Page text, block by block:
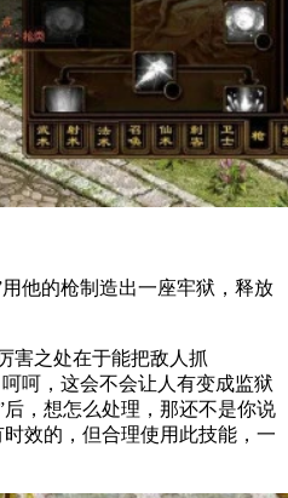
他的枪制造出一座牢狱，释放
害之处在于能把敌人抓
呵，这会不会让人有变成监狱
，想怎么处理，那还不是你说
效的，但合理使用此技能，一